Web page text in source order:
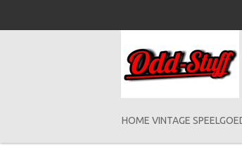
HOME VINTAGE